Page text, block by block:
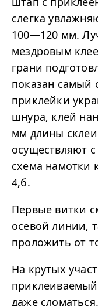
слегка
100—120 мм.
мездровым
грани
показан самый
приклейки
шнура, клей
мм длины
осуществляют
схема намотки
4,б.
Первые витки
осевой линии,
проложить от
На крутых
даже